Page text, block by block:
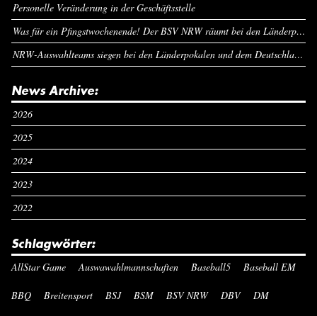
Personelle Veränderung in der Geschäftsstelle
Was für ein Pfingstwochenende! Der BSV NRW räumt bei den Länderpokalen ab
NRW-Auswahlteams siegen bei den Länderpokalen und dem Deutschlandcup an Pfingsten
News Archive:
2026
2025
2024
2023
2022
Schlagwörter:
AllStar Game Auswawahlmannschaften Baseball5 Baseball EM
BBQ Breitensport BSJ BSM BSV NRW DBV DM